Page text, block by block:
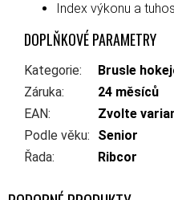
Index výkonu a
DOPLŇKOVÉ PARAMETRY
Kategorie:
Brusle
Záruka:
24 měsíců
EAN:
Zvolte
Podle věku:
Senior
Řada: Ribcor